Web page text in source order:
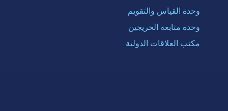
وحدة القياس والتقويم
وحدة متابعة الخريجين
مكتب العلاقات الدولية